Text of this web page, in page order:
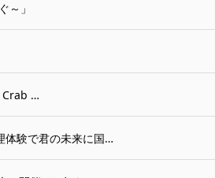
～」
Crab …
体験で君の未来に国…